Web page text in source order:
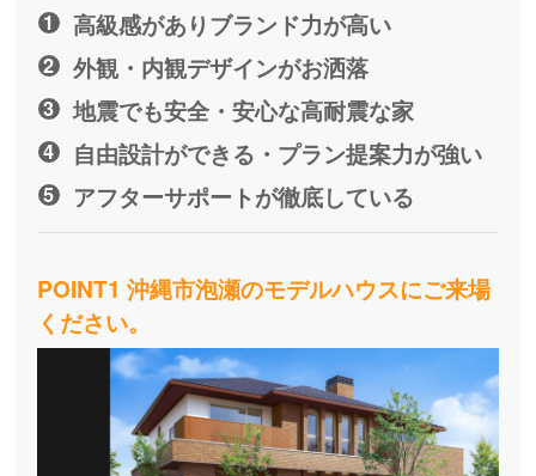
高級感がありブランド力が高い
外観・内観デザインがお洒落
地震でも安全・安心な高耐震な家
自由設計ができる・プラン提案力が強い
アフターサポートが徹底している
POINT1 沖縄市泡瀬のモデルハウスにご来場
ください。